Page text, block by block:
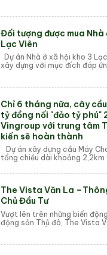
Đối tượng được mua Nhà
Lạc Viên
Dự án Nhà ở xã hội kho 3 Lạc
xây dựng với mục đích đáp
Chỉ 6 tháng nữa, cây
tỷ đồng nối "đảo tỷ phú"
Vingroup với trung tâm
kiến sẽ hoàn thành
Dự án xây dựng cầu Máy
tổng chiều dài khoảng 2,2km
The Vista Văn La
Chủ Đầu Tư
Vượt lên trên những biến
động sản Thủ đô, The Vista Văn La (Khu